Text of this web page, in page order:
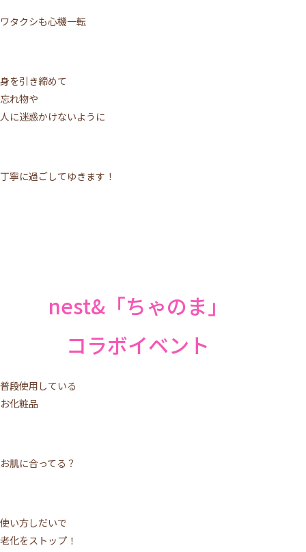
ワタクシも心機一転
身を引き締めて
忘れ物や
人に迷惑かけないように
丁寧に過ごしてゆきます！
nest&「ちゃのま」
コラボイベント
普段使用している
お化粧品
お肌に合ってる？
使い方しだいで
老化をストップ！